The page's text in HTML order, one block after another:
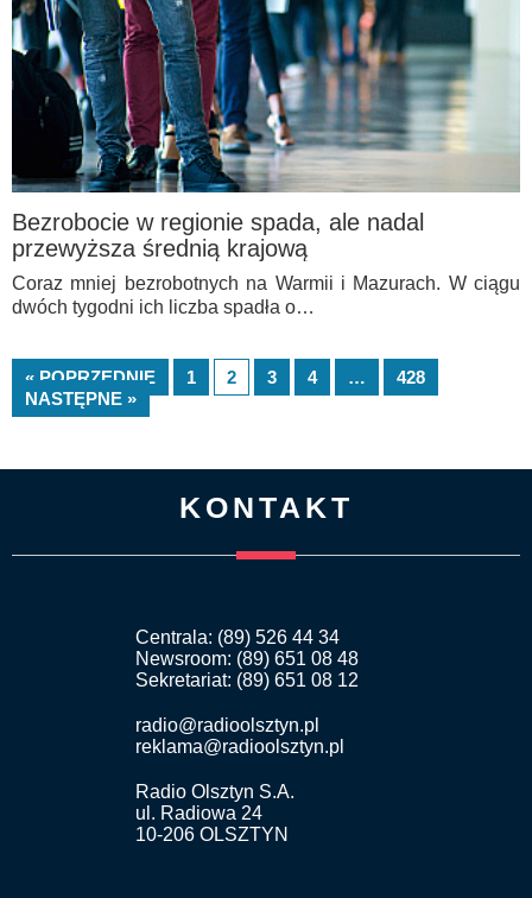
Bezrobocie w regionie spada, ale nadal
przewyższa średnią krajową
Coraz mniej bezrobotnych na Warmii i Mazurach. W ciągu
dwóch tygodni ich liczba spadła o…
« POPRZEDNIE 1 2 3 4 …
428
NASTĘPNE »
KONTAKT
Centrala: (89) 526 44 34
Newsroom: (89) 651 08 48
Sekretariat: (89) 651 08 12
radio@radioolsztyn.pl
reklama@radioolsztyn.pl
Radio Olsztyn S.A.
ul. Radiowa 24
10-206 OLSZTYN